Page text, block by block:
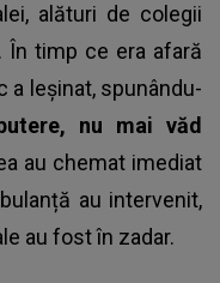
alături de colegii
timp ce era afară
a leșinat, spunându-
nu mai văd
au chemat imediat
au intervenit,
au fost în zadar.